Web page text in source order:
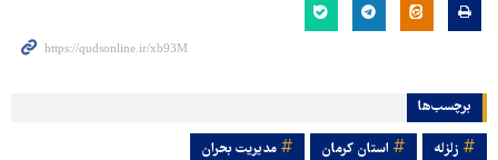
برچسب‌ها
زلزله استان کرمان مدیریت بحران